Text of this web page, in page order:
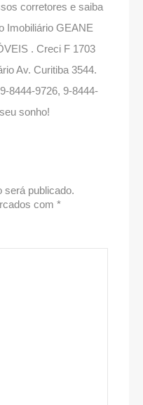
corretores e saiba
Imobiliário GEANE
. Creci F 1703
Av. Curitiba 3544.
8444-9726, 9-8444-
sonho!
será publicado.
com *